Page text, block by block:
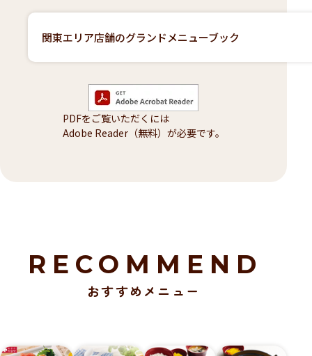
関東エリア店舗のグランドメニューブック
PDFをご覧いただくには
Adobe Reader（無料）が必要です。
RECOMMEND
おすすめメニュー